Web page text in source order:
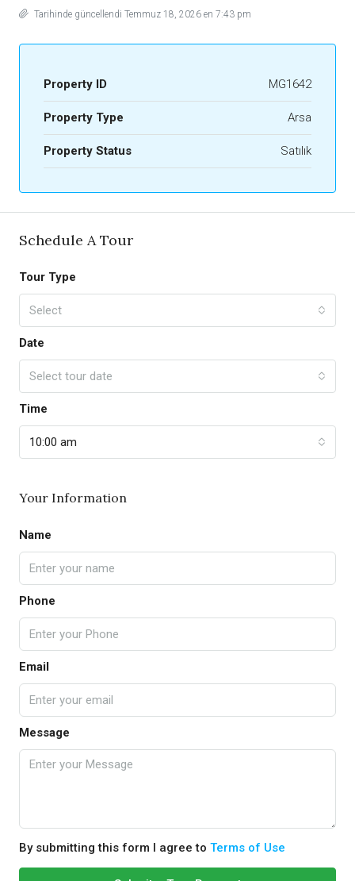
Tarihinde güncellendi Temmuz 18, 2026 en 7:43 pm
Property ID MG1642
Property Type Arsa
Property Status Satılık
Schedule A Tour
Tour Type
Select
Date
Select tour date
Time
10:00 am
Your Information
Name
Phone
Email
Message
By submitting this form I agree to Terms of Use